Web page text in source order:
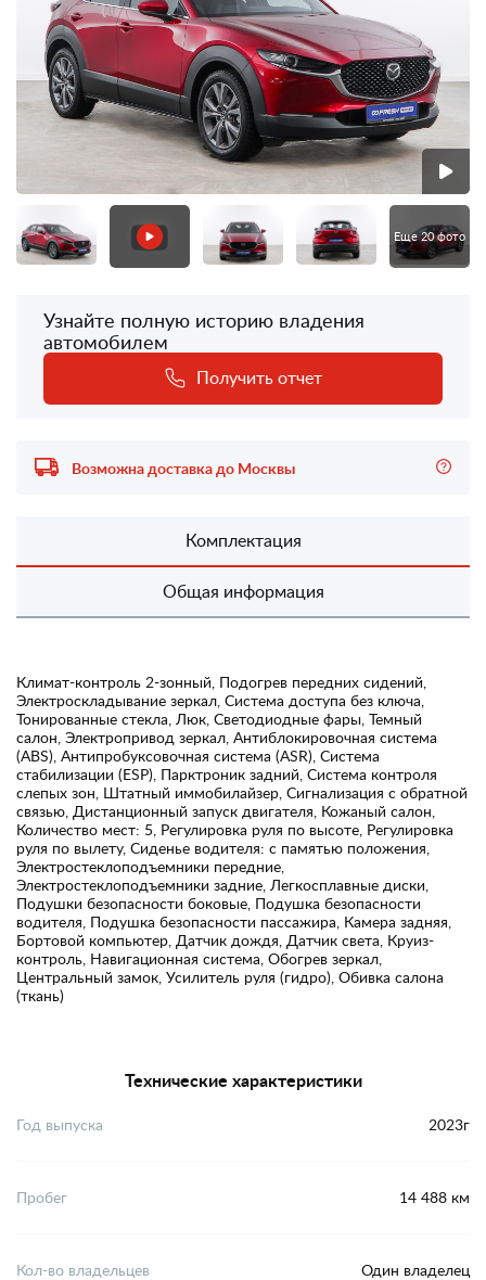
Еще 20 фото
Узнайте полную историю владения
автомобилем
Получить отчет
Возможна доставка до Москвы
Комплектация
Общая информация
Климат-контроль 2-зонный, Подогрев передних сидений,
Электроскладывание зеркал, Система доступа без ключа,
Тонированные стекла, Люк, Светодиодные фары, Темный
салон, Электропривод зеркал, Антиблокировочная система
(ABS), Антипробуксовочная система (ASR), Система
стабилизации (ESP), Парктроник задний, Система контроля
слепых зон, Штатный иммобилайзер, Сигнализация с обратной
связью, Дистанционный запуск двигателя, Кожаный салон,
Количество мест: 5, Регулировка руля по высоте, Регулировка
руля по вылету, Сиденье водителя: с памятью положения,
Электростеклоподъемники передние,
Электростеклоподъемники задние, Легкосплавные диски,
Подушки безопасности боковые, Подушка безопасности
водителя, Подушка безопасности пассажира, Камера задняя,
Бортовой компьютер, Датчик дождя, Датчик света, Круиз-
контроль, Навигационная система, Обогрев зеркал,
Центральный замок, Усилитель руля (гидро), Обивка салона
(ткань)
Технические характеристики
Год выпуска 2023г
Пробег 14 488 км
Кол-во владельцев Один владелец